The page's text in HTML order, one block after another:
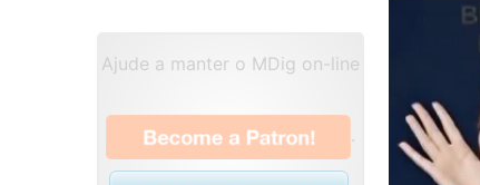
Ajude a manter o MDig on-line
.